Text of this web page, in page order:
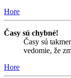
Hore
Časy sú chybné!
Časy sú
vedomie, že
Hore